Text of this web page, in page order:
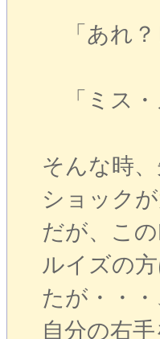
「あれ？
「ミス・
そんな時
ショック
だが、こ
ルイズの
たが・・
自分の右